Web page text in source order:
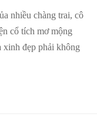
nhiều chàng trai, cô
cổ tích mơ mộng
xinh đẹp phải không